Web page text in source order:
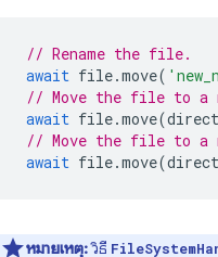
// Rename the file.
await file.move(
// Move the file to a
await file.move(
// Move the file to a
await file.move(
หมายเหตุ:วิธี